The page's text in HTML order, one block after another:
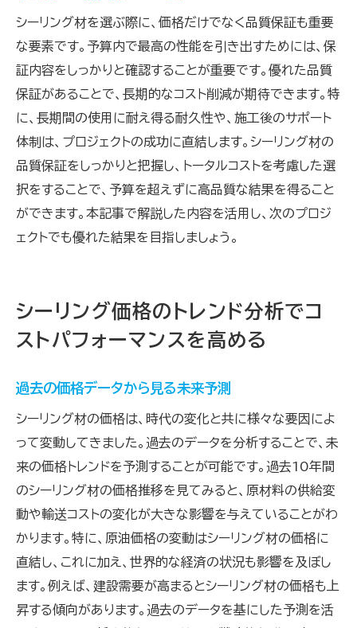
シーリング材を選ぶ際に、価格だけでなく品質保証も重要
な要素です。予算内で最高の性能を引き出すためには、保
証内容をしっかりと確認することが重要です。優れた品質
保証があることで、長期的なコスト削減が期待できます。特
に、長期間の使用に耐え得る耐久性や、施工後のサポート
体制は、プロジェクトの成功に直結します。シーリング材の
品質保証をしっかりと把握し、トータルコストを考慮した選
択をすることで、予算を超えずに高品質な結果を得ること
ができます。本記事で解説した内容を活用し、次のプロジ
ェクトでも優れた結果を目指しましょう。
シーリング価格のトレンド分析でコ
ストパフォーマンスを高める
過去の価格データから見る未来予測
シーリング材の価格は、時代の変化と共に様々な要因によ
って変動してきました。過去のデータを分析することで、未
来の価格トレンドを予測することが可能です。過去10年間
のシーリング材の価格推移を見てみると、原材料の供給変
動や輸送コストの変化が大きな影響を与えていることがわ
かります。特に、原油価格の変動はシーリング材の価格に
直結し、これに加え、世界的な経済の状況も影響を及ぼし
ます。例えば、建設需要が高まるとシーリング材の価格も上
昇する傾向があります。過去のデータを基にした予測を活